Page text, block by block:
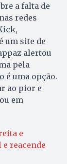
a falta de
redes
um site de
alertou
pela
é uma opção.
ao pior e
em
e
reacende